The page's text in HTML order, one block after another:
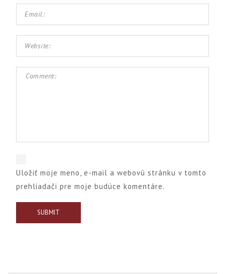
Uložiť moje meno, e-mail a webovú stránku v tomto
prehliadači pre moje budúce komentáre.